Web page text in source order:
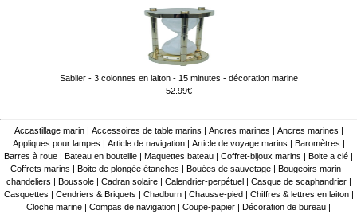
Sablier - 3 colonnes en laiton - 15 minutes - décoration marine
52.99€
Accastillage marin| Accessoires de table marins Ancres marines Ancres marines
Appliques pour lampes
Article de navigation| Article de voyage marins Baromètres
Barres à roue
Bateau en bouteille Maquettes bateau Coffret-bijoux marins Boite a clé
Coffrets marins
Boite de plongée étanches Bouées de sauvetage
Bougeoirs marin -
chandeliers
Boussole| Cadran solaire| Calendrier-perpétuel Casque de scaphandrier|
Casquettes
Cendriers & Briquets Chadburn| Chausse-pied Chiffres & lettres en laiton|
Cloche marine
Compas de navigation Coupe-papier Décoration de bureau